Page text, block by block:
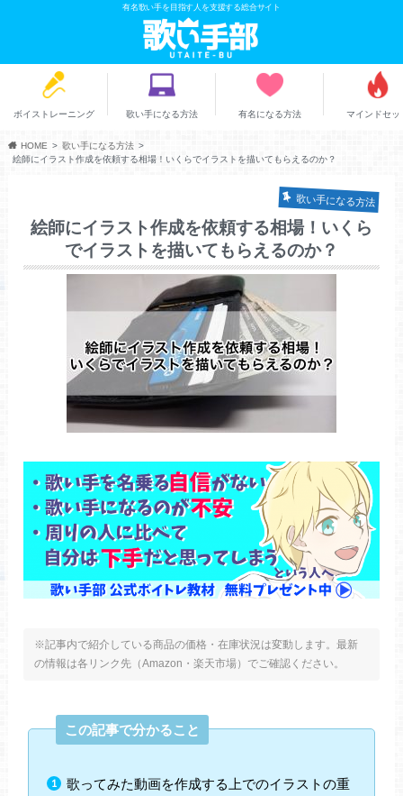
有名歌い手を目指す人を支援する総合サイト
ボイストレーニング 歌い手になる方法 有名になる方法 マインドセッ
HOME
歌い手になる方法
絵師にイラスト作成を依頼する相場！いくらでイラストを描いてもらえるのか？
歌い手になる方法
絵師にイラスト作成を依頼する相場！いくら
でイラストを描いてもらえるのか？
※記事内で紹介している商品の価格・在庫状況は変動します。最新
の情報は各リンク先（Amazon・楽天市場）でご確認ください。
この記事で分かること
歌ってみた動画を作成する上でのイラストの重